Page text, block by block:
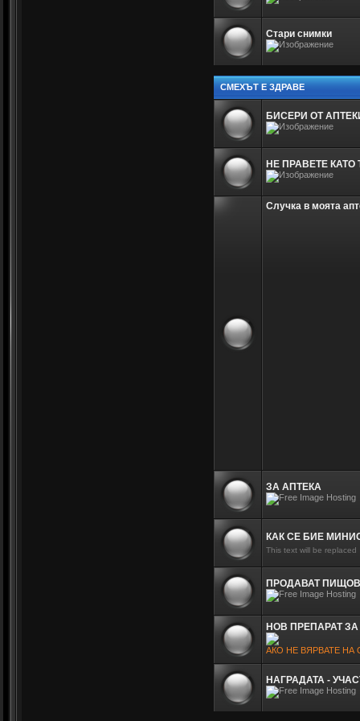
Стари снимки
СМЕХЪТ Е ЗДРАВЕ
БИСЕРИ ОТ
НЕ ПРАВЕТЕ КАТО
Случка в моята
ЗА АПТЕКА
КАК СЕ БИЕ
This text will be replaced
ПРОДАВАТ
НОВ ПРЕПАРАТ
АКО НЕ ВЯРВАТЕ НА
НАГРАДАТА -